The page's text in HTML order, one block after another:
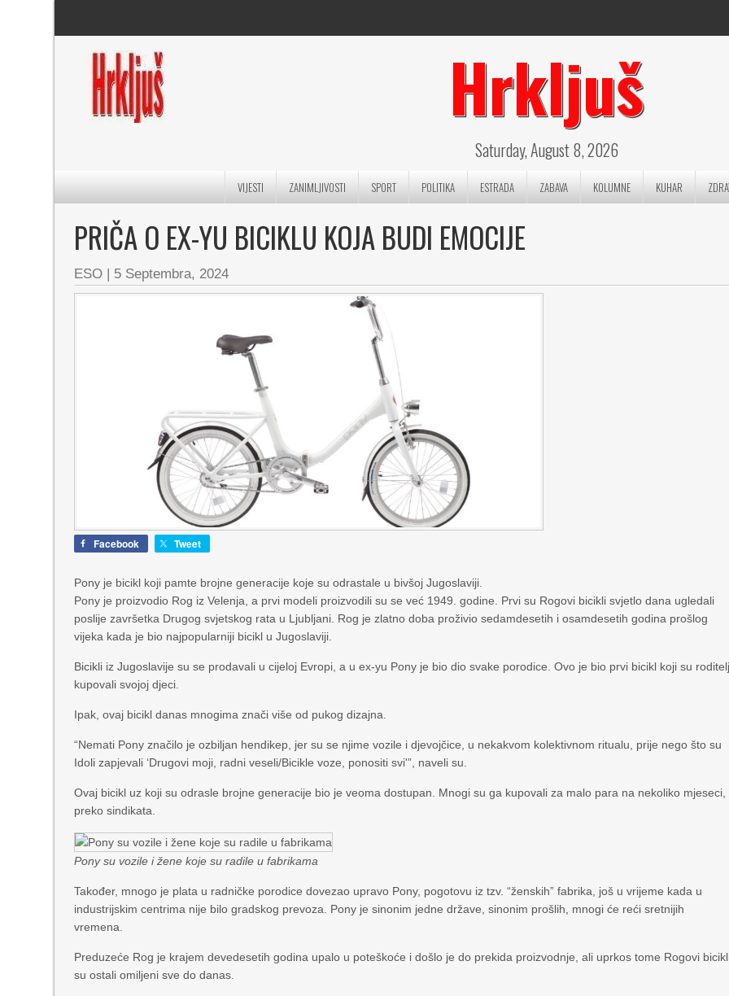
Hrkljuš
Saturday, August 8, 2026
VIJESTI ZANIMLJIVOSTI SPORT POLITIKA ESTRADA ZABAVA KOLUMNE KUHAR
PRIČA O EX-YU BICIKLU KOJA BUDI EMOCIJE
ESO | 5 Septembra, 2024
Facebook Tweet
Pony je bicikl koji pamte brojne generacije koje su odrastale u bivšoj Jugoslaviji.
Pony je proizvodio Rog iz Velenja, a prvi modeli proizvodili su se već 1949. godine. Prvi su Rogovi bicikli svjetlo dana ugledali
poslije završetka Drugog svjetskog rata u Ljubljani. Rog je zlatno doba proživio sedamdesetih i osamdesetih godina prošlog
vijeka kada je bio najpopularniji bicikl u Jugoslaviji.
Bicikli iz Jugoslavije su se prodavali u cijeloj Evropi, a u ex-yu Pony je bio dio svake porodice. Ovo je bio prvi bicikl koji su
kupovali svojoj djeci.
Ipak, ovaj bicikl danas mnogima znači više od pukog dizajna.
“Nemati Pony značilo je ozbiljan hendikep, jer su se njime vozile i djevojčice, u nekakvom kolektivnom ritualu, prije nego što su
Idoli zapjevali ‘Drugovi moji, radni veseli/Bicikle voze, ponositi svi'”, naveli su.
Ovaj bicikl uz koji su odrasle brojne generacije bio je veoma dostupan. Mnogi su ga kupovali za malo para na nekoliko mjeseci,
preko sindikata.
Pony su vozile i žene koje su radile u fabrikama
Također, mnogo je plata u radničke porodice dovezao upravo Pony, pogotovu iz tzv. “ženskih” fabrika, još u vrijeme kada u
industrijskim centrima nije bilo gradskog prevoza. Pony je sinonim jedne države, sinonim prošlih, mnogi će reći sretnijih
vremena.
Preduzeće Rog je krajem devedesetih godina upalo u poteškoće i došlo je do prekida proizvodnje, ali uprkos tome Rogovi
su ostali omiljeni sve do danas.